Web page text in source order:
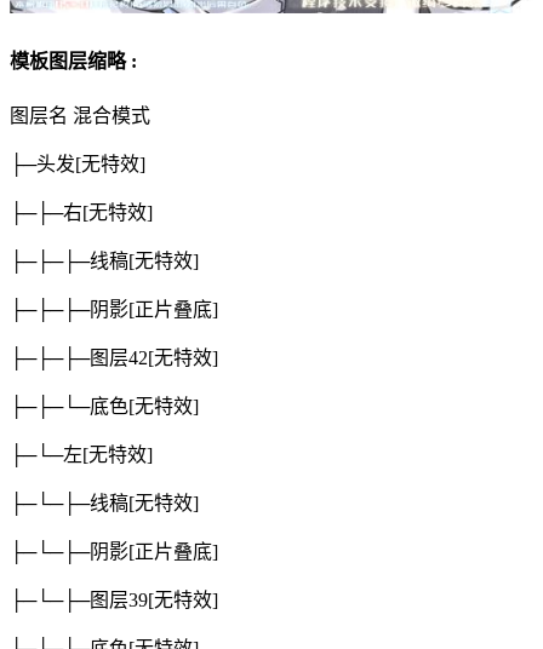
模板图层缩略 :
图层名 混合模式
├─头发[无特效]
├─├─右[无特效]
├─├─├─线稿[无特效]
├─├─├─阴影[正片叠底]
├─├─├─图层42[无特效]
├─├─└─底色[无特效]
├─└─左[无特效]
├─└─├─线稿[无特效]
├─└─├─阴影[正片叠底]
├─└─├─图层39[无特效]